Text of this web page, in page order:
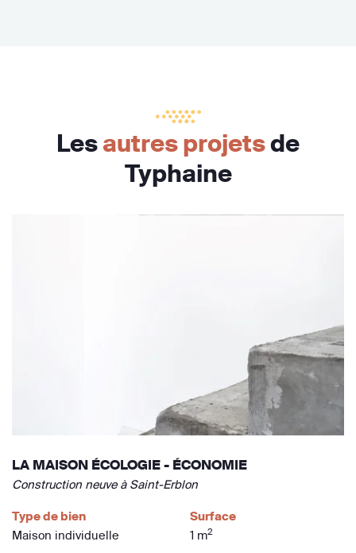
Lesautres projetsde
Typhaine
LA MAISON ÉCOLOGIE - ÉCONOMIE
Construction neuve à Saint-Erblon
Type de bien
Maison individuelle
Surface
1 m2